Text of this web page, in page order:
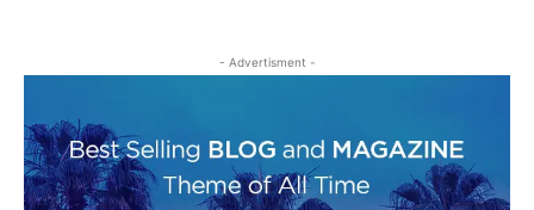
- Advertisment -